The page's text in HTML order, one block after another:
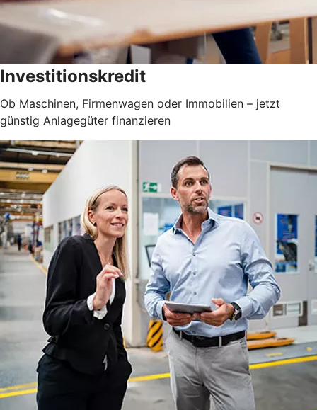
Investitionskredit
Ob Maschinen, Firmenwagen oder Immobilien – jetzt
günstig Anlagegüter finanzieren